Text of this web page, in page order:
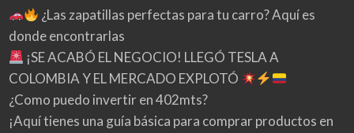
¿Las zapatillas perfectas para tu carro? Aquí es
donde encontrarlas
¡SE ACABÓ EL NEGOCIO! LLEGÓ TESLA A
COLOMBIA Y EL MERCADO EXPLOTÓ
¿Como puedo invertir en 402mts?
¡Aquí tienes una guía básica para comprar productos en